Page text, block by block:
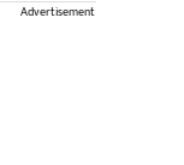
Advertisement